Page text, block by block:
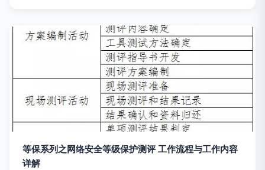
等保系列之网络安全等级保护测评 工作流程与工作内容
详解